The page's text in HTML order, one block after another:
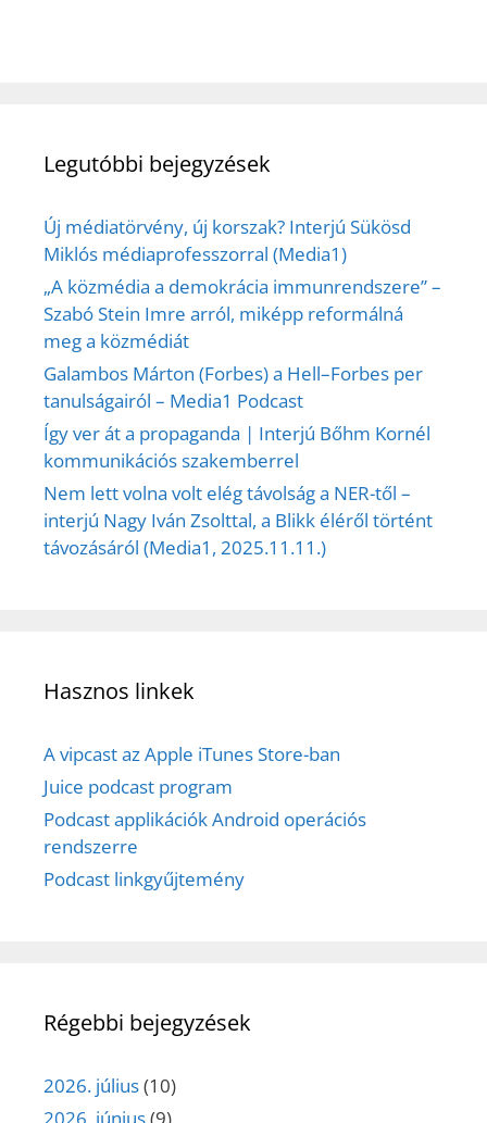
Legutóbbi bejegyzések
Új médiatörvény, új korszak? Interjú Sükösd
Miklós médiaprofesszorral (Media1)
„A közmédia a demokrácia immunrendszere” –
Szabó Stein Imre arról, miképp reformálná
meg a közmédiát
Galambos Márton (Forbes) a Hell–Forbes per
tanulságairól – Media1 Podcast
Így ver át a propaganda | Interjú Bőhm Kornél
kommunikációs szakemberrel
Nem lett volna volt elég távolság a NER-től –
interjú Nagy Iván Zsolttal, a Blikk éléről történt
távozásáról (Media1, 2025.11.11.)
Hasznos linkek
A vipcast az Apple iTunes Store-ban
Juice podcast program
Podcast applikációk Android operációs
rendszerre
Podcast linkgyűjtemény
Régebbi bejegyzések
2026. július(10)
2026. június(9)